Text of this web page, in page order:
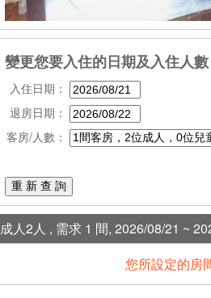
變更您要入住的日期及入住人數
入住日期：
退房日期：
客房/人數：
重 新 查 詢
成人2人 , 需求 1 間, 2026/08/21 ~
您所設定的房